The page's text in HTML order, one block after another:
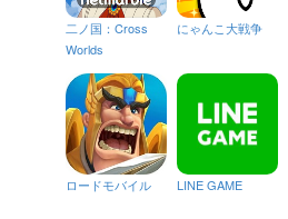
二ノ国：Cross
Worlds
にゃんこ大戦争
ロードモバイル LINE GAME